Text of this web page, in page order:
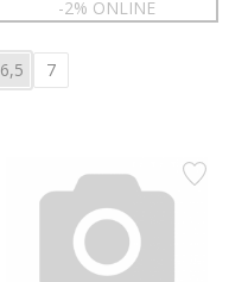
-2% ONLINE
6,5 7